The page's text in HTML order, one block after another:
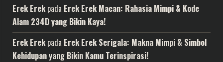
Erek Erekpada Erek Erek Macan: Rahasia Mimpi & Kode
Alam 234D yang Bikin Kaya!
Erek Erekpada Erek Erek Serigala: Makna Mimpi & Simbol
Kehidupan yang Bikin Kamu Terinspirasi!